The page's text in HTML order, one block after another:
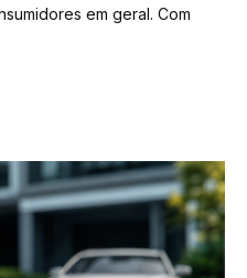
em geral. Com